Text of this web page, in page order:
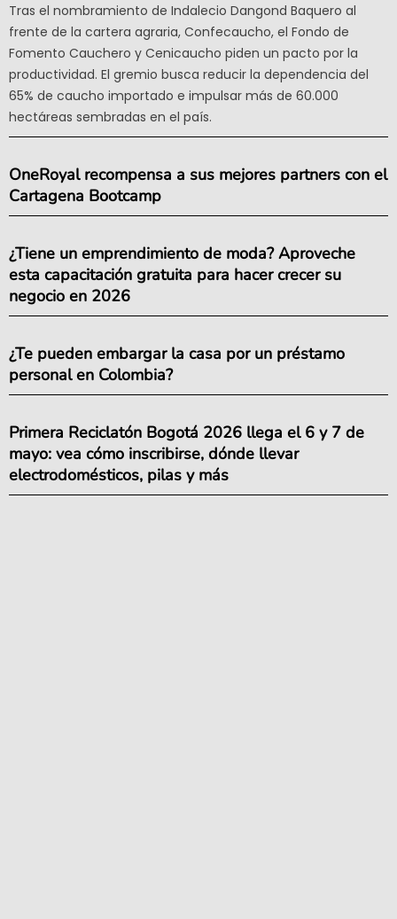
Tras el nombramiento de Indalecio Dangond Baquero al
frente de la cartera agraria, Confecaucho, el Fondo de
Fomento Cauchero y Cenicaucho piden un pacto por la
productividad. El gremio busca reducir la dependencia del
65% de caucho importado e impulsar más de 60.000
hectáreas sembradas en el país.
OneRoyal recompensa a sus mejores partners con el
Cartagena Bootcamp
¿Tiene un emprendimiento de moda? Aproveche
esta capacitación gratuita para hacer crecer su
negocio en 2026
¿Te pueden embargar la casa por un préstamo
personal en Colombia?
Primera Reciclatón Bogotá 2026 llega el 6 y 7 de
mayo: vea cómo inscribirse, dónde llevar
electrodomésticos, pilas y más